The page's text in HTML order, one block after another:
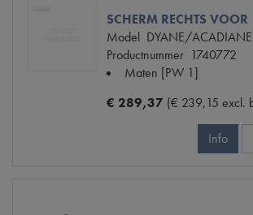
SCHERM RECHTS VOOR
Model DYANE/ACADIANE
Productnummer 1740772
Maten [PW 1]
€ 289,37 (€ 239,15 excl.
Info